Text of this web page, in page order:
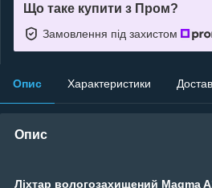
Що таке купити з Пром?
Замовлення під захистом
Опис Характеристики
Опис
Ліхтар вологозахищений Magma